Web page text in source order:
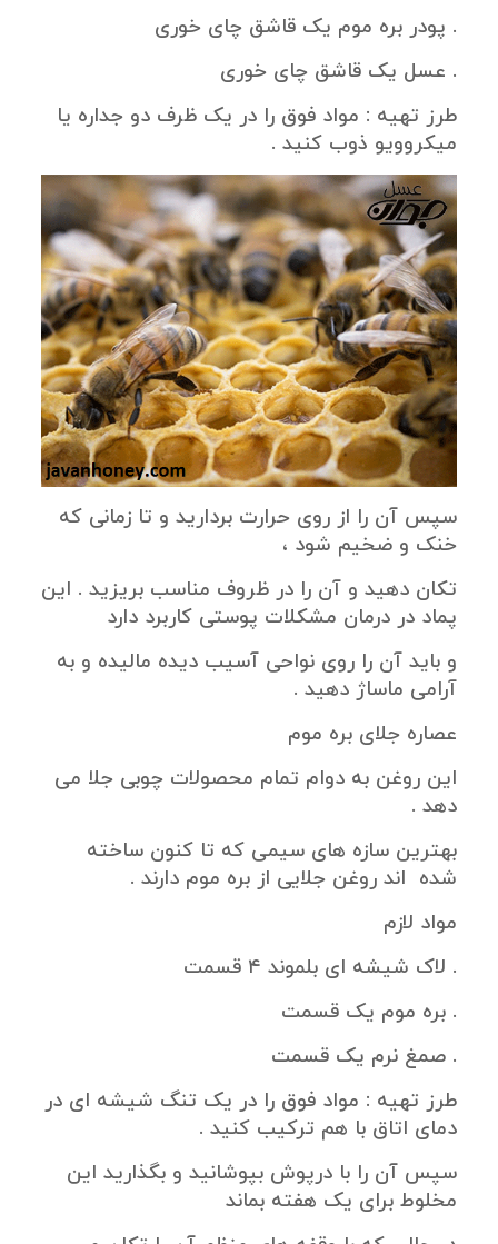
. پودر بره موم یک قاشق چای خوری
. عسل یک قاشق چای خوری
طرز تهیه : مواد فوق را در یک ظرف دو جداره یا
میکروویو ذوب کنید .
سپس آن را از روی حرارت بردارید و تا زمانی که
خنک و ضخیم شود ،
تکان دهید و آن را در ظروف مناسب بریزید . این
پماد در درمان مشکلات پوستی کاربرد دارد
و باید آن را روی نواحی آسیب دیده مالیده و به
آرامی ماساژ دهید .
عصاره جلای بره موم
این روغن به دوام تمام محصولات چوبی جلا می
دهد .
بهترین سازه های سیمی که تا کنون ساخته
شده اند روغن جلایی از بره موم دارند .
مواد لازم
. لاک شیشه ای بلموند ۴ قسمت
. بره موم یک قسمت
. صمغ نرم یک قسمت
طرز تهیه : مواد فوق را در یک تنگ شیشه ای در
دمای اتاق با هم ترکیب کنید .
سپس آن را با درپوش بپوشانید و بگذارید این
مخلوط برای یک هفته بماند